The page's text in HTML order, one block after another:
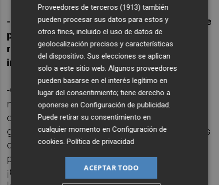
-Juana, más allá de ser intermediarios entre
periodista y artista, como ha sucedido para
realizar esta entrevista, ¿por qué son tan
importantes para vosotros las galerías?
-Como has podido comprobar, las galerías
no solo tienen el difícil trabajo de vender
obras de arte. Jejeje. Hacen un trabajo más
global. Presentan y defienden las propuestas
de sus artistas al público con el fin de
promover un coleccionismo de calidad.
¡Claro que las galerías quieren vender! Ellas
Proveedores de terceros (1913) también
pueden procesar sus datos para estos y
otros fines, incluido el uso de datos de
geolocalización precisos y características
del dispositivo. Sus elecciones se aplican
solo a este sitio web. Algunos proveedores
pueden basarse en el interés legítimo en
lugar del consentimiento; tiene derecho a
oponerse enConfiguración de publicidad
Puede retirar su consentimiento en
cualquier momento enConfiguración de
cookies .Política de privacidad
ACEPTAR TODO